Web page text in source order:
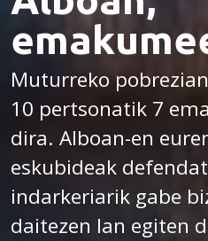
Muturreko
10 pertsonatik 7
dira. Alboan-en
eskubideak
indarkeriarik gabe
daitezen lan egiten